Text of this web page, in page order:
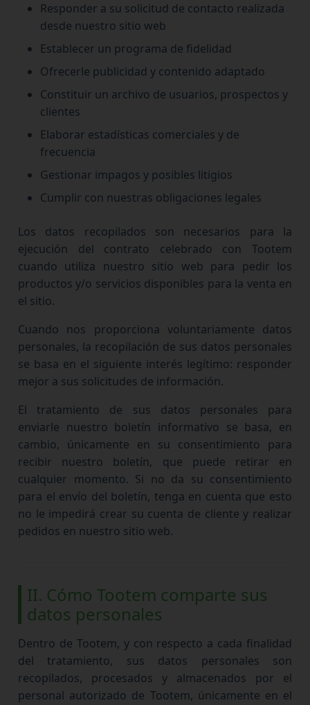
Responder a su solicitud de contacto realizada
desde nuestro sitio web
Establecer un programa de fidelidad
Ofrecerle publicidad y contenido adaptado
Constituir un archivo de usuarios, prospectos y
clientes
Elaborar estadísticas comerciales y de
frecuencia
Gestionar impagos y posibles litigios
Cumplir con nuestras obligaciones legales
Los datos recopilados son necesarios para la
ejecución del contrato celebrado con Tootem
cuando utiliza nuestro sitio web para pedir los
productos y/o servicios disponibles para la venta en
el sitio.
Cuando nos proporciona voluntariamente datos
personales, la recopilación de sus datos personales
se basa en el siguiente interés legítimo: responder
mejor a sus solicitudes de información.
El tratamiento de sus datos personales para
enviarle nuestro boletín informativo se basa, en
cambio, únicamente en su consentimiento para
recibir nuestro boletín, que puede retirar en
cualquier momento. Si no da su consentimiento
para el envío del boletín, tenga en cuenta que esto
no le impedirá crear su cuenta de cliente y realizar
pedidos en nuestro sitio web.
II. Cómo Tootem comparte sus
datos personales
Dentro de Tootem, y con respecto a cada finalidad
del tratamiento, sus datos personales son
recopilados, procesados y almacenados por el
personal autorizado de Tootem, únicamente en el